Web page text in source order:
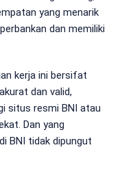
yang menarik
dan memiliki
kerja ini bersifat
dan valid,
situs resmi BNI atau
Dan yang
BNI tidak dipungut